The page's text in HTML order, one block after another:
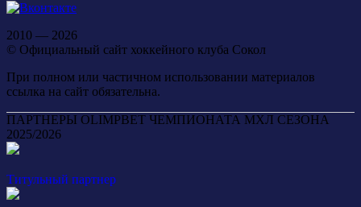
2010 — 2026
© Официальный сайт хоккейного клуба Сокол
При полном или частичном использовании материалов
ссылка на сайт обязательна.
ПАРТНЕРЫ OLIMPBET ЧЕМПИОНАТА МХЛ СЕЗОНА
2025/2026
Титульный партнер